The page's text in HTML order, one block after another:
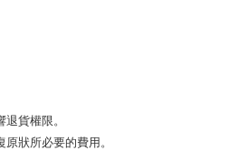
貨權限。
狀所必要的費用。